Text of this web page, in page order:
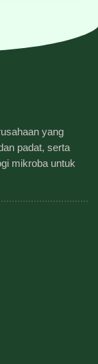
yang
padat, serta
mikroba untuk